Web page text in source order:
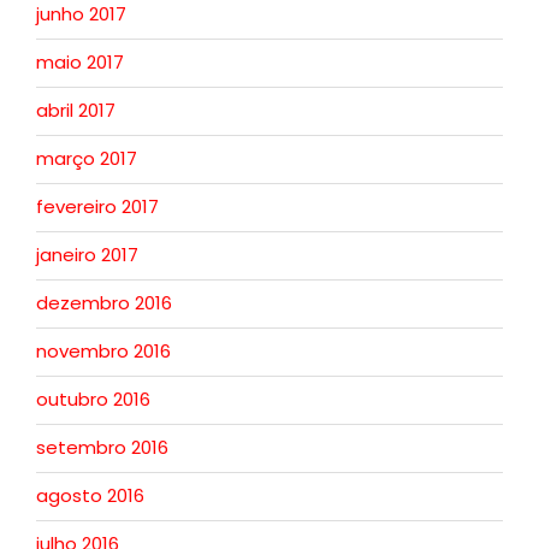
junho 2017
maio 2017
abril 2017
março 2017
fevereiro 2017
janeiro 2017
dezembro 2016
novembro 2016
outubro 2016
setembro 2016
agosto 2016